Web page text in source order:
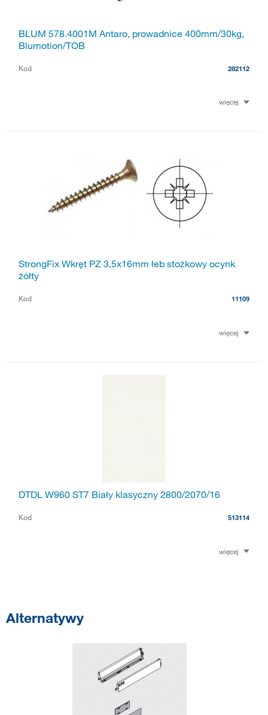
BLUM 578.4001M Antaro, prowadnice 400mm/30kg,
Blumotion/TOB
Kod 282112
więcej
StrongFix Wkręt PZ 3,5x16mm łeb stożkowy ocynk
żółty
Kod 11109
więcej
DTDL W960 ST7 Biały klasyczny 2800/2070/16
Kod 513114
więcej
Alternatywy